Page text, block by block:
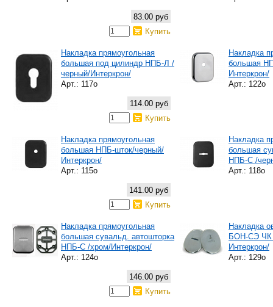
83.00 руб
Купить
Накладка прямоугольная
большая под цилиндр НПБ-Л /
черный/Интеркрон/
Арт.: 117о
114.00 руб
Купить
Накладка
большая
Интеркрон/
Арт.: 122о
Накладка прямоугольная
большая НПБ-шток/черный/
Интеркрон/
Арт.: 115о
141.00 руб
Купить
Накладка
большая
НПБ-С /
Арт.: 118о
Накладка прямоугольная
большая сувальд. автошторка
НПБ-С /хром/Интеркрон/
Арт.: 124о
146.00 руб
Купить
Накладка
БОН-СЭ ЧК
Интеркрон/
Арт.: 129о